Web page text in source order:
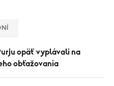
opäť vyplávali na
obťažovania